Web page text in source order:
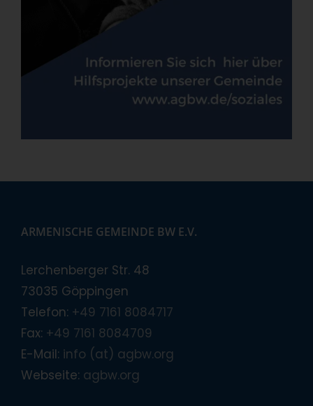
ARMENISCHE GEMEINDE BW E.V.
Lerchenberger Str. 48
73035 Göppingen
Telefon: +49 7161 8084717
Fax: +49 7161 8084709
E-Mail: info (at) agbw.org
Webseite: agbw.org